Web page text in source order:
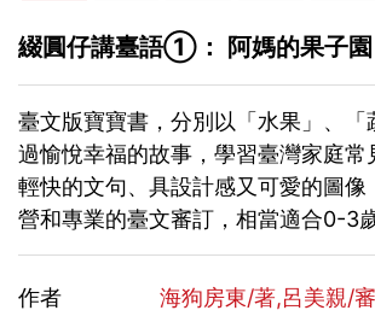
綴圓仔講臺語①： 阿媽的果子園
臺文版寶寶書，分別以「水果」、「
過愉悅幸福的故事，學習臺灣家庭常
輕快的文句、具設計感又可愛的圖像
營和專業的臺文審訂，相當適合0-3
作者
海狗房東/著,呂美親/